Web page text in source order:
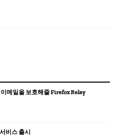
메일을 보호해줄 Firefox Relay
비스 출시